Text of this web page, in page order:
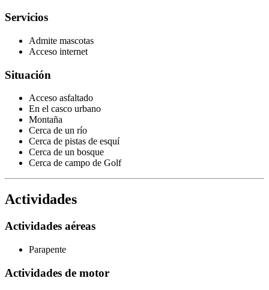
Servicios
Admite mascotas
Acceso internet
Situación
Acceso asfaltado
En el casco urbano
Montaña
Cerca de un río
Cerca de pistas de esquí
Cerca de un bosque
Cerca de campo de Golf
Actividades
Actividades aéreas
Parapente
Actividades de motor